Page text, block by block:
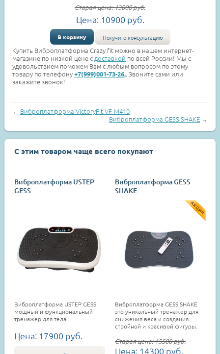
Старая цена:13000руб.
Цена: 10900 руб.
В корзину Получите консультацию
Купить Виброплатформа Crazy fit можно в нашем интернет-
магазине по низкой цене сдоставкой по всей России! Мы с
удовольствием поможем Вам с любым вопросом по этому
товару по телефону+7(999)001-73-26,. Звоните сами или
закажите звонок!
← Виброплатформа VictoryFit VF-M410
Виброплатформа GESS SHAKE→
С этим товаром чаще всего покупают
Виброплатформа USTEP
GESS
Виброплатформа USTEP GESS
мощный и функциональный
тренажёр для тела
Цена: 17900 руб.
Виброплатформа GESS
SHAKE
Виброплатформа GESS SHAKE
это уникальный тренажер для
снижения веса и создания
стройной и красивой фигуры.
Старая цена:15500руб.
Цена: 14300 руб.